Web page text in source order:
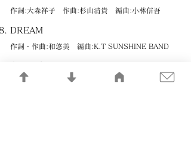
作詞:大森祥子 作曲:杉山清貴 編曲:小林信吾
DREAM
作詞・作曲:和悠美 編曲:K.T SUNSHINE BAND
作詞:森 浩美 作曲:杉山清貴 編曲:小林信吾